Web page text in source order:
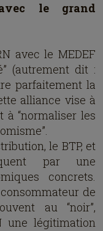
avec le grand
avec le MEDEF
(autrement dit :
parfaitement la
alliance vise à
à “normaliser les
le BTP, et
par une
concrets.
de
au “noir”,
une légitimation